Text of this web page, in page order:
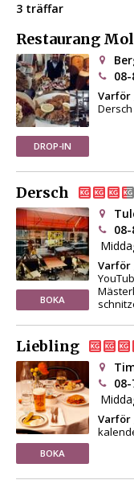
3 träffar
Restaurang
DROP-IN
Varför
Dersch
BOKA
Varför
Liebling
BOKA
08-
Varför